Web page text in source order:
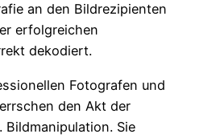
an den Bildrezipienten
erfolgreichen
dekodiert.
Fotografen und
den Akt der
Sie